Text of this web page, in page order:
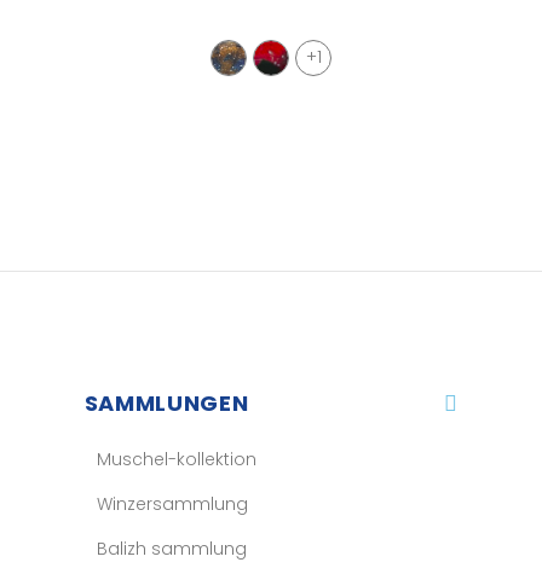
+1
SAMMLUNGEN
Muschel-kollektion
Winzersammlung
Balizh sammlung